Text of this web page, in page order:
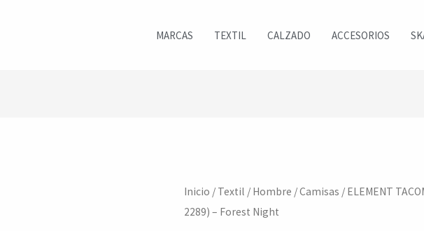
MARCAS TEXTIL CALZADO ACCESORIOS
Inicio / Textil / Hombre /Camisas / ELEMENT
2289) – Forest Night